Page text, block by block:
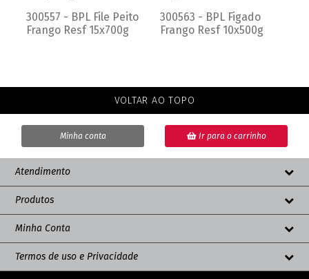
300557 - BPL File Peito
Frango Resf 15x700g
300563 - BPL Figado
Frango Resf 10x500g
VOLTAR AO TOPO
Minha conta Ir para o carrinho
Atendimento
Produtos
Minha Conta
Termos de uso e Privacidade